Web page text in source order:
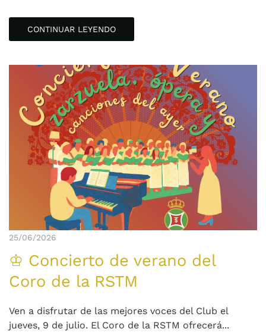
CONTINUAR LEYENDO
25/06/2026
♔ Concierto de verano del
Coro de la RSTM
Ven a disfrutar de las mejores voces del Club el
jueves, 9 de julio. El Coro de la RSTM ofrecerá...